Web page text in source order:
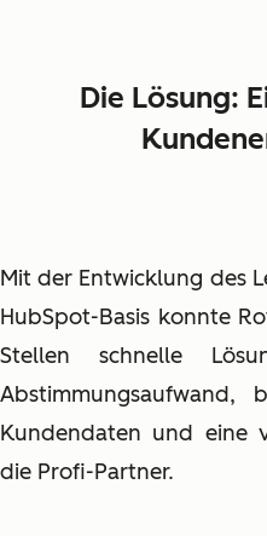
Die Lösung:
Mit der Entwicklung des
HubSpot-Basis konnte
Stellen schnelle
Abstimmungsaufwand,
Kundendaten und eine
die Profi-Partner.